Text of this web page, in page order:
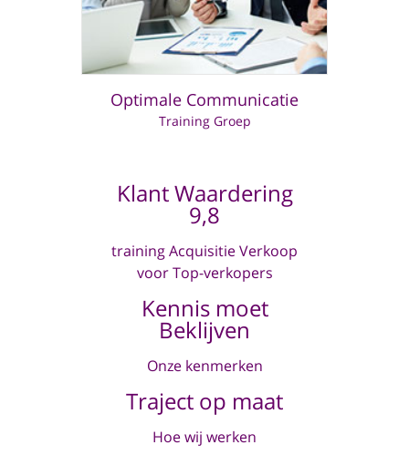
Optimale Communicatie
Training Groep
Klant Waardering
9,8
training Acquisitie Verkoop
voor Top-verkopers
Kennis moet
Beklijven
Onze kenmerken
Traject op maat
Hoe wij werken